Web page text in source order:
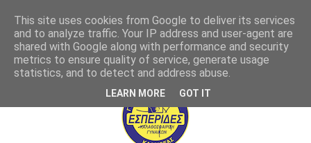
This site uses cookies from Google to deliver its services
and to analyze traffic. Your IP address and user-agent are
shared with Google along with performance and security
metrics to ensure quality of service, generate usage
statistics, and to detect and address abuse.
LEARN MORE GOT IT